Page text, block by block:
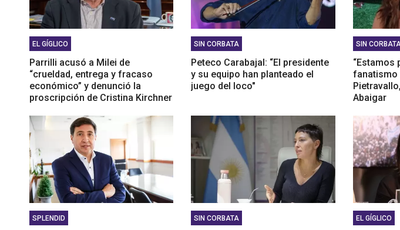
EL GÍGLICO
Parrilli acusó a Milei de
“crueldad, entrega y fracaso
económico” y denunció la
proscripción de Cristina Kirchner
SIN CORBATA
Peteco Carabajal: “El presidente
y su equipo han planteado el
juego del loco"
SIN
“Estamos
fanatismo
Abaigar
SPLENDID SIN CORBATA EL GÍGLICO